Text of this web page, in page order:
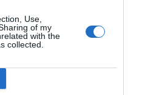
Use,
of my
with the
collected.
med olika ingredienser
basilika och mozzarella.